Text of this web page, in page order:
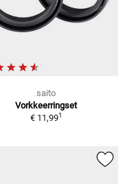
saito
Vorkkeerringset
€ 11,991